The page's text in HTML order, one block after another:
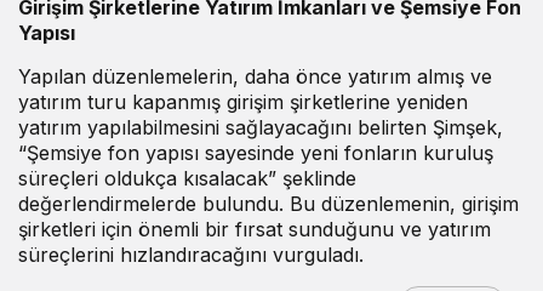
Girişim Şirketlerine Yatırım İmkanları ve Şemsiye Fon
Yapısı
Yapılan düzenlemelerin, daha önce yatırım almış ve
yatırım turu kapanmış girişim şirketlerine yeniden
yatırım yapılabilmesini sağlayacağını belirten Şimşek,
“Şemsiye fon yapısı sayesinde yeni fonların kuruluş
süreçleri oldukça kısalacak” şeklinde
değerlendirmelerde bulundu. Bu düzenlemenin, girişim
şirketleri için önemli bir fırsat sunduğunu ve yatırım
süreçlerini hızlandıracağını vurguladı.